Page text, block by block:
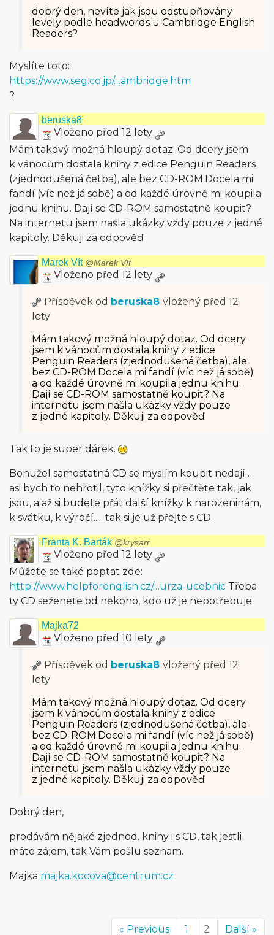
dobrý den, nevíte jak jsou odstupňovány
levely podle headwords u Cambridge English
Readers?
Myslíte toto:
https://www.seg.co.jp/…ambridge.htm
?
beruska8
Vloženo před 12 lety
Mám takový možná hloupý dotaz. Od dcery jsem
k vánocům dostala knihy z edice Penguin Readers
(zjednodušená četba), ale bez CD-ROM.Docela mi
fandí (víc než já sobě) a od každé úrovně mi koupila
jednu knihu. Dají se CD-ROM samostatně koupit?
Na internetu jsem našla ukázky vždy pouze z jedné
kapitoly. Děkuji za odpověď
Marek Vít @Marek Vít
Vloženo před 12 lety
Příspěvek od beruska8 vložený před 12
lety
Mám takový možná hloupý dotaz. Od dcery
jsem k vánocům dostala knihy z edice
Penguin Readers (zjednodušená četba), ale
bez CD-ROM.Docela mi fandí (víc než já sobě)
a od každé úrovně mi koupila jednu knihu.
Dají se CD-ROM samostatně koupit? Na
internetu jsem našla ukázky vždy pouze
z jedné kapitoly. Děkuji za odpověď
Tak to je super dárek.
Bohužel samostatná CD se myslím koupit nedají…
asi bych to nehrotil, tyto knížky si přečtěte tak, jak
jsou, a až si budete přát další knížky k narozeninám,
k svátku, k výročí..... tak si je už přejte s CD.
Franta K. Barták @krysarr
Vloženo před 12 lety
Můžete se také poptat zde:
http://www.helpforenglish.cz/…urza-ucebnic Třeba
ty CD seženete od někoho, kdo už je nepotřebuje.
Majka72
Vloženo před 10 lety
Příspěvek od beruska8 vložený před 12
lety
Mám takový možná hloupý dotaz. Od dcery
jsem k vánocům dostala knihy z edice
Penguin Readers (zjednodušená četba), ale
bez CD-ROM.Docela mi fandí (víc než já sobě)
a od každé úrovně mi koupila jednu knihu.
Dají se CD-ROM samostatně koupit? Na
internetu jsem našla ukázky vždy pouze
z jedné kapitoly. Děkuji za odpověď
Dobrý den,
prodávám nějaké zjednod. knihy i s CD, tak jestli
máte zájem, tak Vám pošlu seznam.
Majka majka.kocova@centrum.cz
« Previous 1 2 Další »